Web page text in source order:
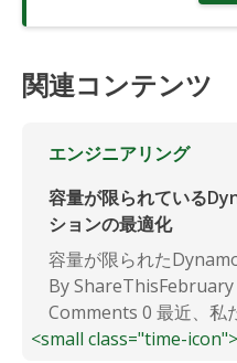
関連コンテンツ
エンジニアリング
容量が限られている
ションの最適化
容量が限られた
By
Comments 0 最近、私
<small class="time-